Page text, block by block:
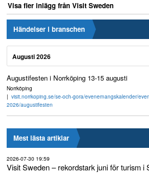
Visa fler inlägg från Visit Sweden
Händelser i branschen
Augusti 2026
Augustifesten i Norrköping 13-15 augusti
Norrköping
visit.norrkoping.se/se-och-gora/evenemangskalender/
2026/augustifesten
Mest lästa artiklar
2026-07-30 19:59
Visit Sweden – rekordstark juni för turism i